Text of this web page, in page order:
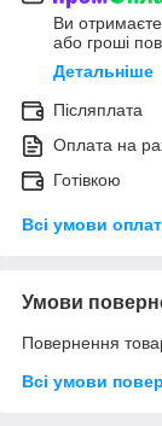
Ви
або гроші
Детальніше
Післяплата
Оплата на
Готівкою
Всі умови
Умови
Повернення
Всі умови